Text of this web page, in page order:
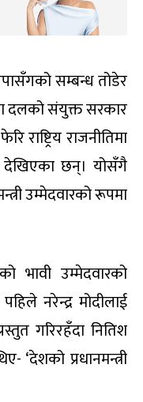
सम्बन्ध तोडेर
दलको संयुक्त सरकार
राष्ट्रिय राजनीतिमा
देखिएका छन्। योसँगै
उम्मेदवारको रूपमा
भावी उम्मेदवारको
नरेन्द्र मोदीलाई
गरिरहँदा नितिश
‘देशको प्रधानमन्त्री